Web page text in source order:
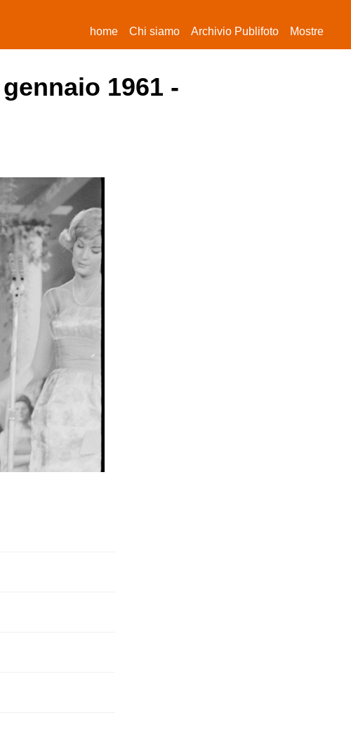
home(current)
Chi siamo Archivio Publifoto Mostre
1961 -